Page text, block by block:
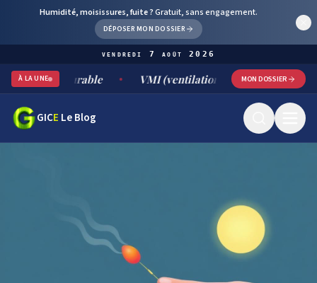
Humidité, moisissures, fuite ?Gratuit, sans engagement.
DÉPOSER MON DOSSIER
vendredi 7 août 2026
À LA UNE
durable VMI (ventilation mécanique par insufflation) :
MON DOSSIER
GICE Le Blog